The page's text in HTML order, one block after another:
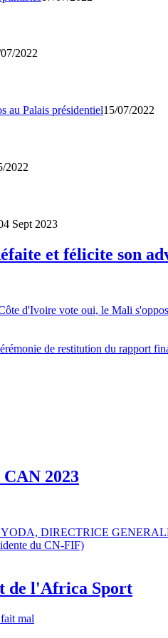
2022
15/07/2022
2022
Sept 2023
et félicite son
d'Ivoire vote oui, le Mali
de restitution du rapport
2023
DIRECTRICE
du CN-FIF)
de l'Africa Sport
mal